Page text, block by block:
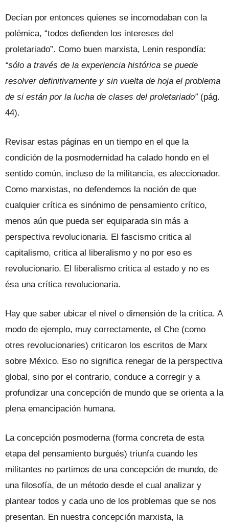
Decían por entonces quienes se incomodaban con la
polémica, “todos defienden los intereses del
proletariado”. Como buen marxista, Lenin respondía:
“sólo a través de la experiencia histórica se puede
resolver definitivamente y sin vuelta de hoja el problema
de si están por la lucha de clases del proletariado”(pág.
44).
Revisar estas páginas en un tiempo en el que la
condición de la posmodernidad ha calado hondo en el
sentido común, incluso de la militancia, es aleccionador.
Como marxistas, no defendemos la noción de que
cualquier crítica es sinónimo de pensamiento crítico,
menos aún que pueda ser equiparada sin más a
perspectiva revolucionaria. El fascismo critica al
capitalismo, critica al liberalismo y no por eso es
revolucionario. El liberalismo critica al estado y no es
ésa una crítica revolucionaria.
Hay que saber ubicar el nivel o dimensión de la crítica. A
modo de ejemplo, muy correctamente, el Che (como
otres revolucionaries) criticaron los escritos de Marx
sobre México. Eso no significa renegar de la perspectiva
global, sino por el contrario, conduce a corregir y a
profundizar una concepción de mundo que se orienta a la
plena emancipación humana.
La concepción posmoderna (forma concreta de esta
etapa del pensamiento burgués) triunfa cuando les
militantes no partimos de una concepción de mundo, de
una filosofía, de un método desde el cual analizar y
plantear todos y cada uno de los problemas que se nos
presentan. En nuestra concepción marxista, la